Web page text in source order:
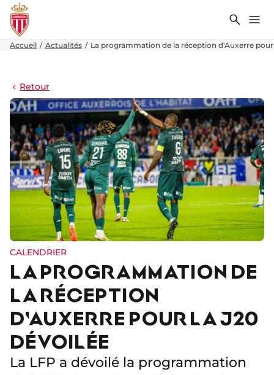
Accueil Actualités La programmation de la réception d'Auxerre pour
Retour
CALENDRIER
LA PROGRAMMATION DE
LA RÉCEPTION
D'AUXERRE POUR LA J20
DÉVOILÉE
La LFP a dévoilé la programmation